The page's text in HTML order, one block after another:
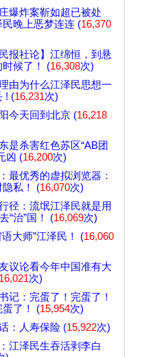
爆炸案靳如超已被处
民晚上恶梦连连 (16,370
报社论】江绵恒，到悬
时候了！ (16,308次)
由为什么江泽民思想一
! (16,231次)
今天回到北京 (16,218
是杀害红色苏区“AB团
凶 (16,200次)
最优秀的虚拟浏览器：
隐私！ (16,070次)
径：流氓江泽民就是用
“治”国！ (16,069次)
语大师”江泽民！ (16,060
议论看今年中国准有大
16,021次)
记：完蛋了！完蛋了！
蛋了！ (15,954次)
：人寿保险 (15,922次)
江泽民生吞活剥李白